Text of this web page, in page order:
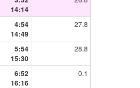
14:14
4:54
14:49
27.8
5:54
15:30
28.8
6:52
16:16
0.1